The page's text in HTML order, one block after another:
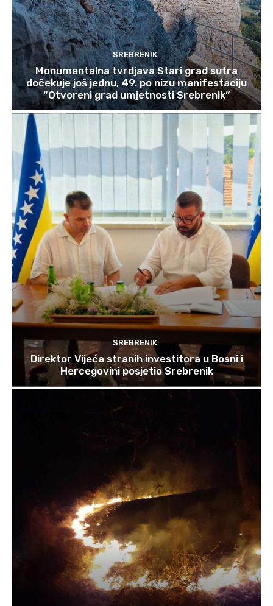
SREBRENIK
Monumentalna tvrdjava Stari grad sutra
dočekuje još jednu, 49. po nizu manifestaciju
“Otvoreni grad umjetnosti Srebrenik”
SREBRENIK
Direktor Vijeća stranih investitora u Bosni i
Hercegovini posjetio Srebrenik